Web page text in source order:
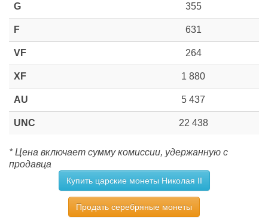
G 355
F 631
VF 264
XF 1 880
AU 5 437
UNC 22 438
* Цена включает сумму комиссии, удержанную с
продавца
Купить царские монеты Николая II
Продать серебряные монеты